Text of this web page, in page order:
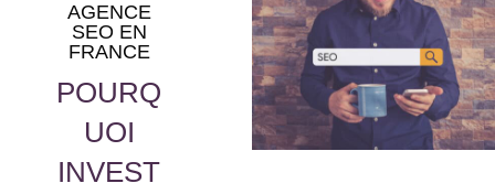
AGENCE
SEO EN
FRANCE
POURQ
UOI
INVEST